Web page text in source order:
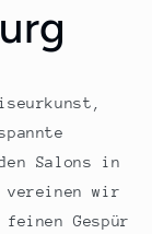
Salons in
vereinen wir
Gespür